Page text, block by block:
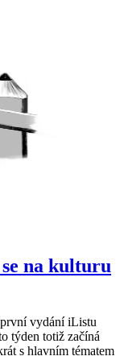
na kulturu
první vydání iListu
týden totiž začíná
s hlavním tématem